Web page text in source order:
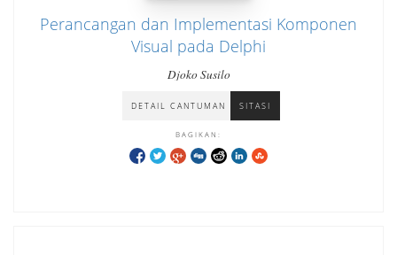
Perancangan dan Implementasi Komponen
Visual pada Delphi
Djoko Susilo
DETAIL CANTUMAN SITASI
BAGIKAN: